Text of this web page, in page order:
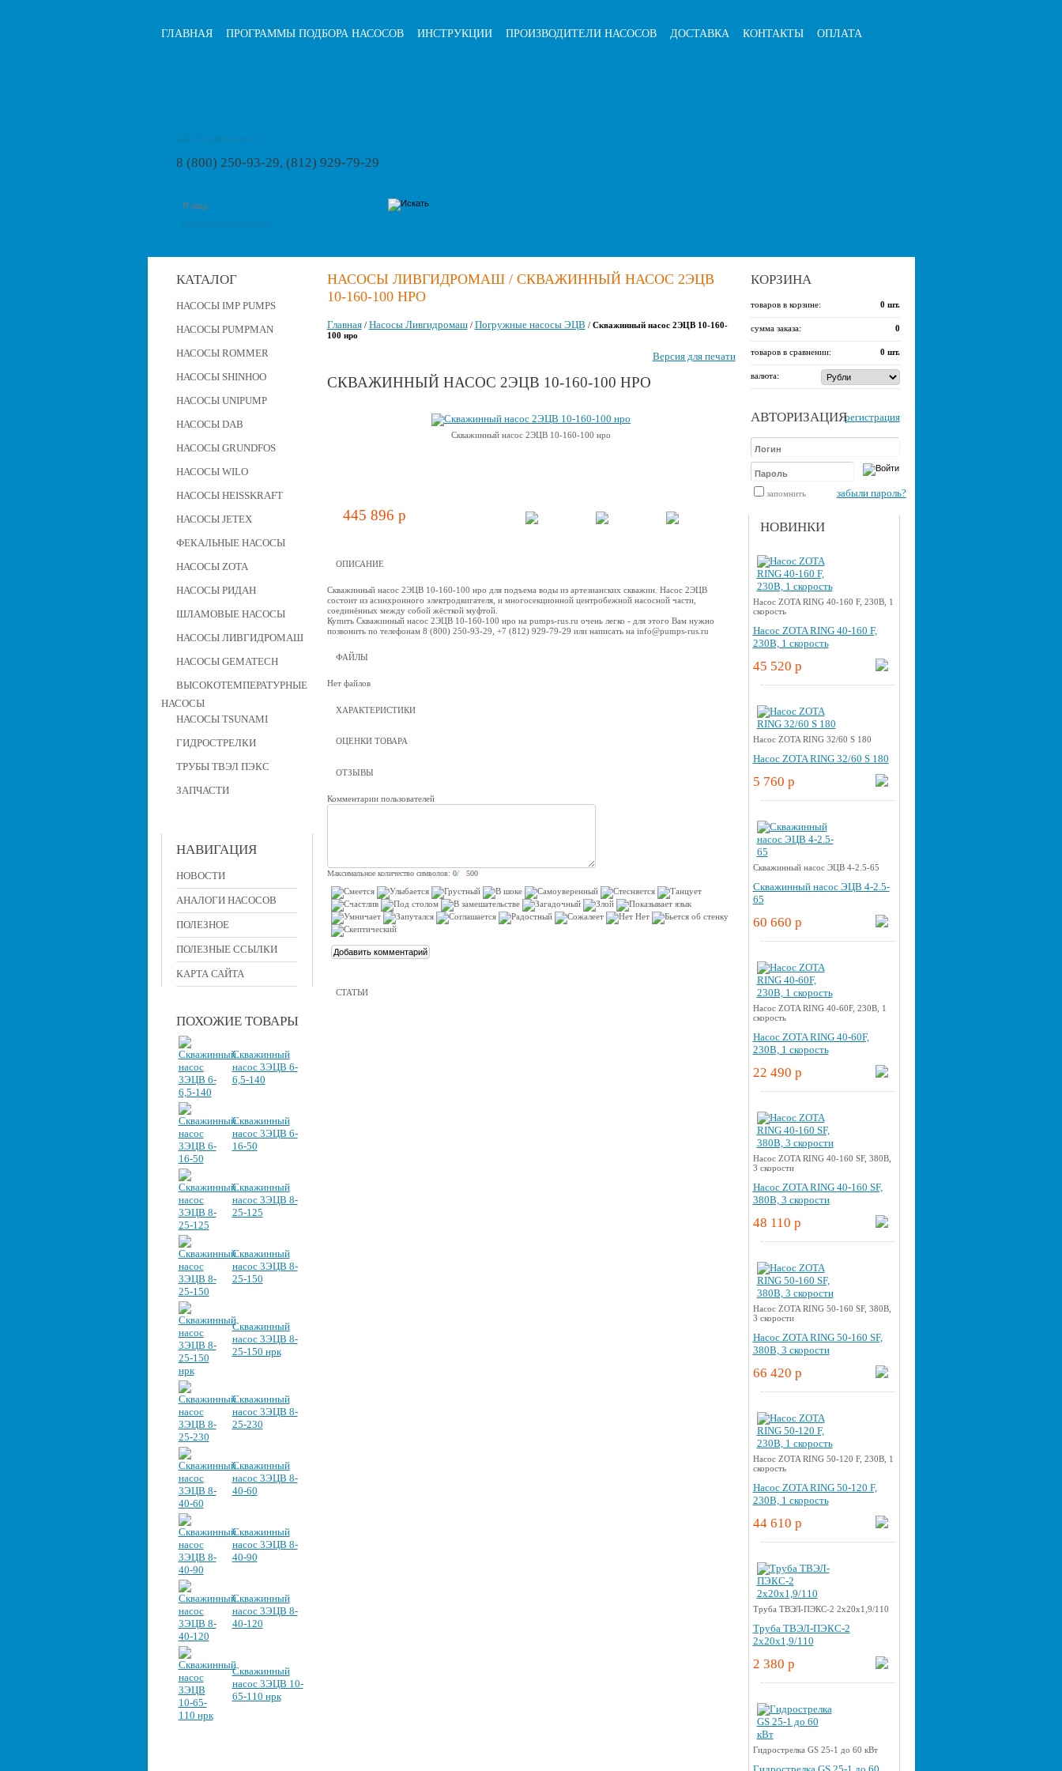
ГЛАВНАЯ ПРОГРАММЫ ПОДБОРА НАСОСОВ ИНСТРУКЦИИ ПРОИЗВОДИТЕЛИ НАСОСОВ ДОСТАВКА КОНТАКТЫ ОПЛАТА
8 (800) 250-93-29, (812) 929-79-29
КАТАЛОГ
НАСОСЫ IMP PUMPS
НАСОСЫ PUMPMAN
НАСОСЫ ROMMER
НАСОСЫ SHINHOO
НАСОСЫ UNIPUMP
НАСОСЫ DAB
НАСОСЫ GRUNDFOS
НАСОСЫ WILO
НАСОСЫ HEISSKRAFT
НАСОСЫ JETEX
ФЕКАЛЬНЫЕ НАСОСЫ
НАСОСЫ ZOTA
НАСОСЫ РИДАН
ШЛАМОВЫЕ НАСОСЫ
НАСОСЫ ЛИВГИДРОМАШ
НАСОСЫ GEMATECH
ВЫСОКОТЕМПЕРАТУРНЫЕ
НАСОСЫ
НАСОСЫ TSUNAMI
ГИДРОСТРЕЛКИ
ТРУБЫ ТВЭЛ ПЭКС
ЗАПЧАСТИ
НАВИГАЦИЯ
НОВОСТИ
АНАЛОГИ НАСОСОВ
ПОЛЕЗНОЕ
ПОЛЕЗНЫЕ ССЫЛКИ
КАРТА САЙТА
ПОХОЖИЕ ТОВАРЫ
Скважинный
насос 3ЭЦВ 6-
6,5-140
Скважинный
насос 3ЭЦВ 6-
16-50
Скважинный
насос 3ЭЦВ 8-
25-125
Скважинный
насос 3ЭЦВ 8-
25-150
Скважинный
насос 3ЭЦВ 8-
25-150 нрк
Скважинный
насос 3ЭЦВ 8-
25-230
Скважинный
насос 3ЭЦВ 8-
40-60
Скважинный
насос 3ЭЦВ 8-
40-90
Скважинный
насос 3ЭЦВ 8-
40-120
Скважинный
насос 3ЭЦВ 10-
65-110 нрк
КОРЗИНА
товаров в корзине: 0 шт.
сумма заказа: 0
товаров в сравнении: 0 шт.
валюта:
АВТОРИЗАЦИЯрегистрация
запомнить забыли пароль?
НОВИНКИ
Насос ZOTA RING 40-160 F, 230В, 1
скорость
Насос ZOTA RING 40-160 F,
230В, 1 скорость
45 520 p
Насос ZOTA RING 32/60 S 180
Насос ZOTA RING 32/60 S 180
5 760 p
Скважинный насос ЭЦВ 4-2.5-65
Скважинный насос ЭЦВ 4-2.5-
65
60 660 p
Насос ZOTA RING 40-60F, 230В, 1
скорость
Насос ZOTA RING 40-60F,
230В, 1 скорость
22 490 p
Насос ZOTA RING 40-160 SF, 380В,
3 скорости
Насос ZOTA RING 40-160 SF,
380В, 3 скорости
48 110 p
Насос ZOTA RING 50-160 SF, 380В,
3 скорости
Насос ZOTA RING 50-160 SF,
380В, 3 скорости
66 420 p
Насос ZOTA RING 50-120 F, 230В, 1
скорость
Насос ZOTA RING 50-120 F,
230В, 1 скорость
44 610 p
Труба ТВЭЛ-ПЭКС-2 2x20x1,9/110
Труба ТВЭЛ-ПЭКС-2
2x20x1,9/110
2 380 p
Гидрострелка GS 25-1 до 60 кВт
НАСОСЫ ЛИВГИДРОМАШ / СКВАЖИННЫЙ НАСОС 2ЭЦВ
10-160-100 НРО
Главная/ Насосы Ливгидромаш/ Погружные насосы ЭЦВ / Скважинный насос 2ЭЦВ 10-160-
100 нро
Версия для печати
СКВАЖИННЫЙ НАСОС 2ЭЦВ 10-160-100 НРО
Скважинный насос 2ЭЦВ 10-160-100 нро
445 896 p
ОПИСАНИЕ
Скважинный насос 2ЭЦВ 10-160-100 нро для подъема воды из артезианских скважин. Насос 2ЭЦВ
состоит из асинхронного электродвигателя, и многосекционной центробежной наcосной части,
соединённых между собой жёсткой муфтой.
Купить Скважинный насос 2ЭЦВ 10-160-100 нро на pumps-rus.ru очень легко - для этого Вам нужно
позвонить по телефонам 8 (800) 250-93-29, +7 (812) 929-79-29 или написать на info@pumps-rus.ru
ФАЙЛЫ
Нет файлов
ХАРАКТЕРИСТИКИ
ОЦЕНКИ ТОВАРА
ОТЗЫВЫ
Комментарии пользователей
Максимальное количество символов: 0/ 500
СТАТЬИ